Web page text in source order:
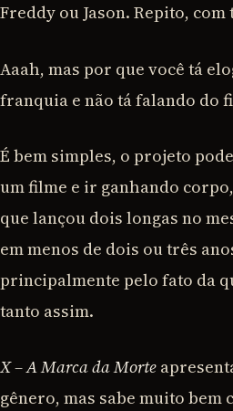
Freddy ou Jason. Repito,
Aaah, mas por que você tá
franquia e não tá falando do
É bem simples, o projeto
um filme e ir ganhando
que lançou dois longas no
em menos de dois ou três
principalmente pelo fato da
tanto assim.
X – A Marca da Morte
gênero, mas sabe muito bem